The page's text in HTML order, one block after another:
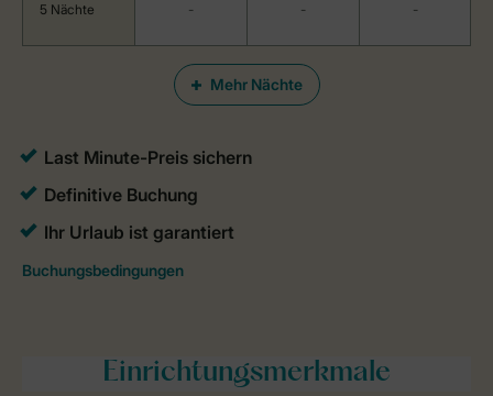
Mehr Nächte
5 Nächte - - -
Einrichtungsmerkmale